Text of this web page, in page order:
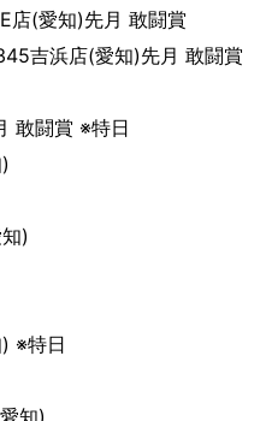
店(愛知)先月 敢闘賞
吉浜店(愛知)先月 敢闘賞
敢闘賞 ※特日
)
※特日
知)